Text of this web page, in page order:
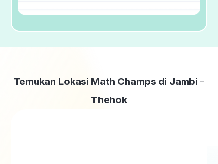
Temukan Lokasi Math Champs di Jambi -
Thehok